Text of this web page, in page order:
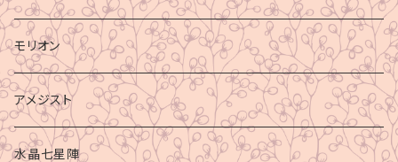
モリオン
アメジスト
水晶七星陣